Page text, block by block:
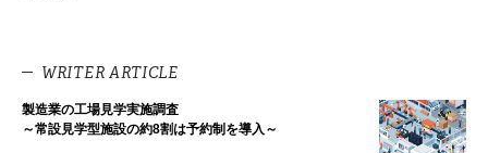
WRITER ARTICLE
製造業の工場見学実施調査
～常設見学型施設の約8割は予約制を導入～